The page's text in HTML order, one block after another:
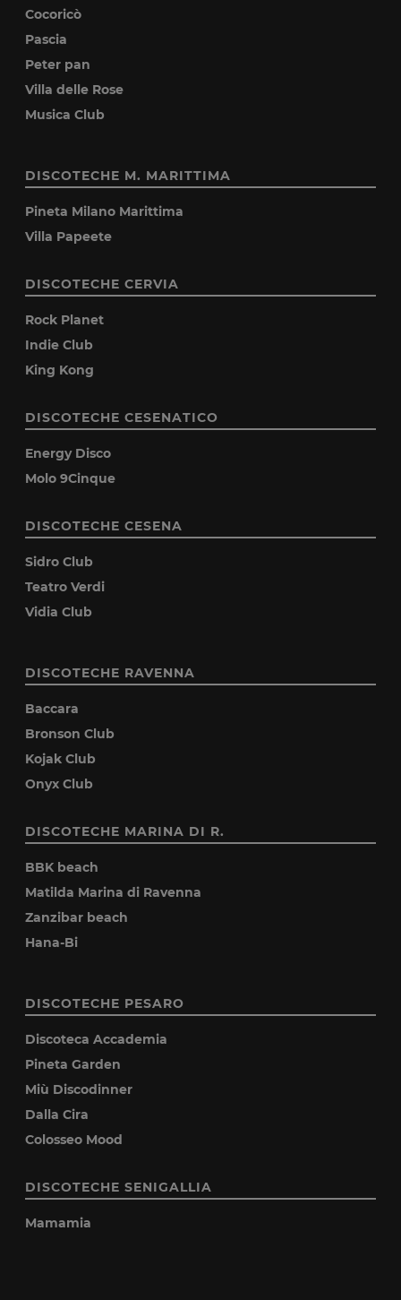
Cocoricò
Pascia
Peter pan
Villa delle Rose
Musica Club
DISCOTECHE M. MARITTIMA
Pineta Milano Marittima
Villa Papeete
DISCOTECHE CERVIA
Rock Planet
Indie Club
King Kong
DISCOTECHE CESENATICO
Energy Disco
Molo 9Cinque
DISCOTECHE CESENA
Sidro Club
Teatro Verdi
Vidia Club
DISCOTECHE RAVENNA
Baccara
Bronson Club
Kojak Club
Onyx Club
DISCOTECHE MARINA DI R.
BBK beach
Matilda Marina di Ravenna
Zanzibar beach
Hana-Bi
DISCOTECHE PESARO
Discoteca Accademia
Pineta Garden
Miù Discodinner
Dalla Cira
Colosseo Mood
DISCOTECHE SENIGALLIA
Mamamia